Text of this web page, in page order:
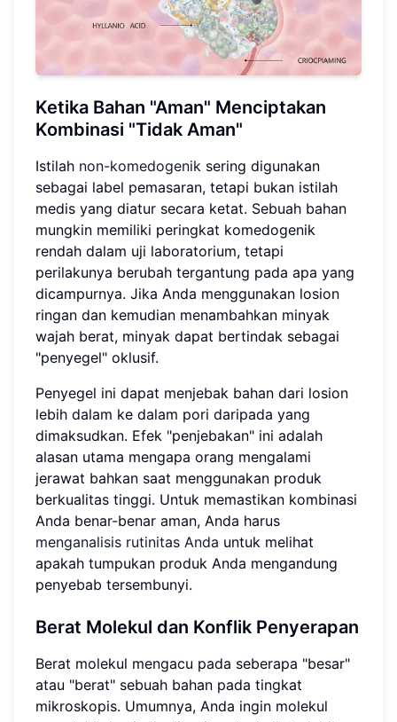
Ketika Bahan "Aman" Menciptakan
Kombinasi "Tidak Aman"
Istilah non-komedogenik sering digunakan
sebagai label pemasaran, tetapi bukan istilah
medis yang diatur secara ketat. Sebuah bahan
mungkin memiliki peringkat komedogenik
rendah dalam uji laboratorium, tetapi
perilakunya berubah tergantung pada apa yang
dicampurnya. Jika Anda menggunakan losion
ringan dan kemudian menambahkan minyak
wajah berat, minyak dapat bertindak sebagai
"penyegel" oklusif.
Penyegel ini dapat menjebak bahan dari losion
lebih dalam ke dalam pori daripada yang
dimaksudkan. Efek "penjebakan" ini adalah
alasan utama mengapa orang mengalami
jerawat bahkan saat menggunakan produk
berkualitas tinggi. Untuk memastikan kombinasi
Anda benar-benar aman, Anda harus
menganalisis rutinitas Anda untuk melihat
apakah tumpukan produk Anda mengandung
penyebab tersembunyi.
Berat Molekul dan Konflik Penyerapan
Berat molekul mengacu pada seberapa "besar"
atau "berat" sebuah bahan pada tingkat
mikroskopis. Umumnya, Anda ingin molekul